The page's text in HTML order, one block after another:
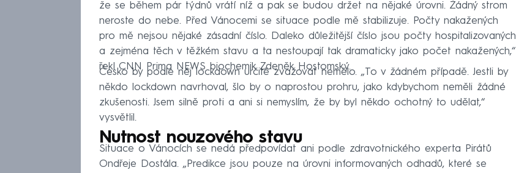
že se během pár týdnů vrátí níž a pak se budou držet na nějaké úrovni. Žádný strom
neroste do nebe. Před Vánocemi se situace podle mě stabilizuje. Počty nakažených
pro mě nejsou nějaké zásadní číslo. Daleko důležitější číslo jsou počty hospitalizovaných
a zejména těch v těžkém stavu a ta nestoupají tak dramaticky jako počet nakažených,“
řekl CNN Prima NEWS biochemik Zdeněk Hostomský.
Česko by podle něj lockdown určitě zvažovat nemělo. „To v žádném případě. Jestli by
někdo lockdown navrhoval, šlo by o naprostou prohru, jako kdybychom neměli žádné
zkušenosti. Jsem silně proti a ani si nemyslím, že by byl někdo ochotný to udělat,“
vysvětlil.
Nutnost nouzového stavu
Situace o Vánocích se nedá předpovídat ani podle zdravotnického experta Pirátů
Ondřeje Dostála. „Predikce jsou pouze na úrovni informovaných odhadů, které se